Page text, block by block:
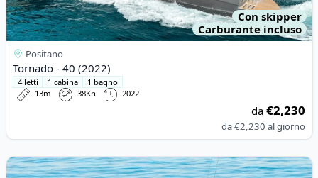
Con skipper
Carburante incluso
Positano
Tornado - 40 (2022)
4 letti 1 cabina
1 bagno
13m
38Kn 2022
da€2,230
da€2,230 al giorno
View details for Princess - PRINCESS V50 (2008)